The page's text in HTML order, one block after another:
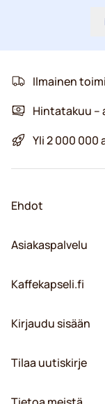
Ilmainen
Hintatakuu –
Yli 2 000 000
Ehdot
Asiakaspalvelu
Kaffekapseli.fi
Kirjaudu sisään
Tilaa uutiskirje